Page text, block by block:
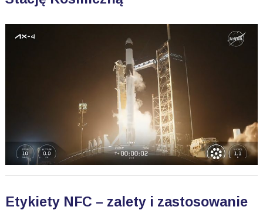
Etykiety NFC – zalety i zastosowanie